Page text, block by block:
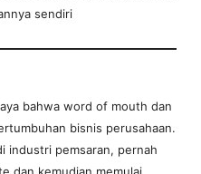
sendiri
bahwa word of mouth dan
bisnis perusahaan.
industri pemsaran, pernah